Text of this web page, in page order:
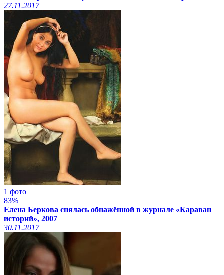
27.11.2017
1 фото
83%
Елена Беркова снялась обнажённой в журнале «Караван
историй», 2007
30.11.2017